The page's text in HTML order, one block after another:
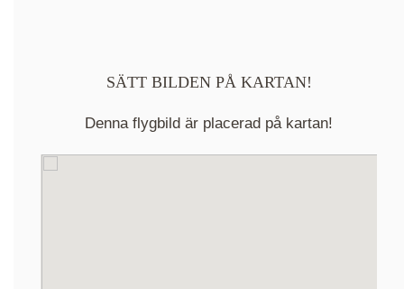
SÄTT BILDEN PÅ KARTAN!
Denna flygbild är placerad på kartan!